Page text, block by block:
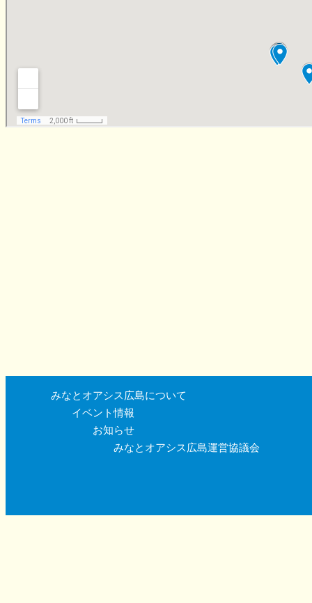
みなとオアシス広島について
イベント情報
お知らせ
みなとオアシス広島運営協議会